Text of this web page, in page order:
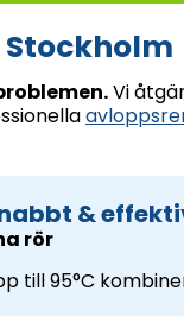
Vi
&
rör
till 95°C